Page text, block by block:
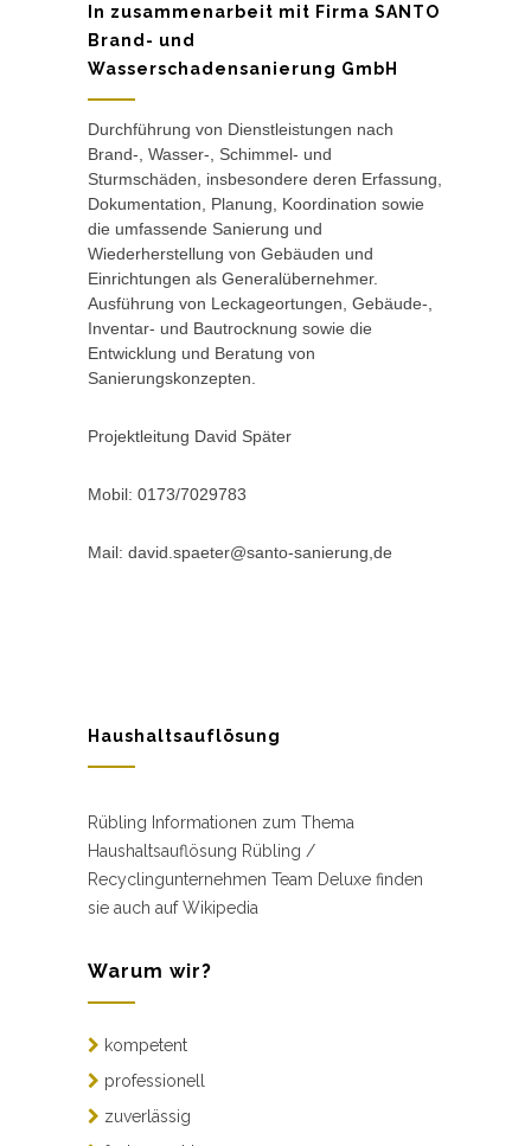
In zusammenarbeit mit Firma SANTO
Brand- und
Wasserschadensanierung GmbH
Durchführung von Dienstleistungen nach
Brand-, Wasser-, Schimmel- und
Sturmschäden, insbesondere deren Erfassung,
Dokumentation, Planung, Koordination sowie
die umfassende Sanierung und
Wiederherstellung von Gebäuden und
Einrichtungen als Generalübernehmer.
Ausführung von Leckageortungen, Gebäude-,
Inventar- und Bautrocknung sowie die
Entwicklung und Beratung von
Sanierungskonzepten.
Projektleitung David Später
Mobil: 0173/7029783
Mail: david.spaeter@santo-sanierung,de
Haushaltsauflösung
Rübling Informationen zum Thema
Haushaltsauflösung Rübling /
Recyclingunternehmen Team Deluxe finden
sie auch auf Wikipedia
Warum wir?
kompetent
professionell
zuverlässig